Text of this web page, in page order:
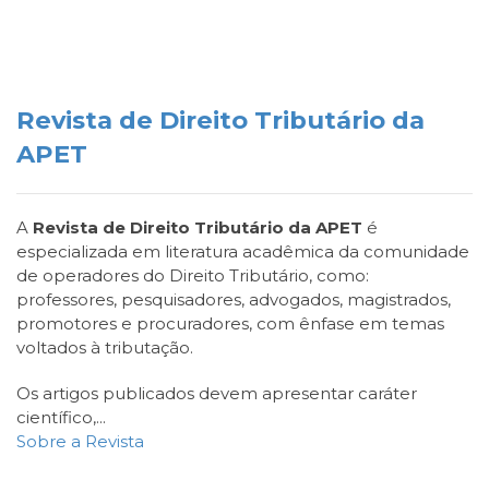
Revista de Direito Tributário da
APET
A Revista de Direito Tributário da APET é
especializada em literatura acadêmica da comunidade
de operadores do Direito Tributário, como:
professores, pesquisadores, advogados, magistrados,
promotores e procuradores, com ênfase em temas
voltados à tributação.
Os artigos publicados devem apresentar caráter
científico,...
Sobre a Revista